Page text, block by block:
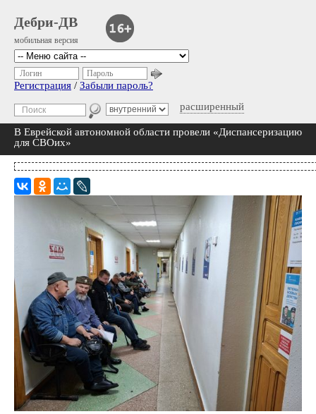
Дебри-ДВ
мобильная версия
расширенный
Логин Пароль
Регистрация / Забыли пароль?
В Еврейской автономной области провели «Диспансеризацию
для СВОих»